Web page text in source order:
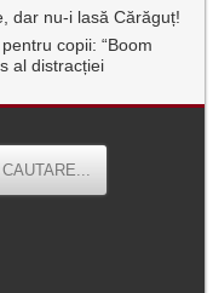
dar nu-i lasă Cărăguț!
copii: “Boom
al distracției